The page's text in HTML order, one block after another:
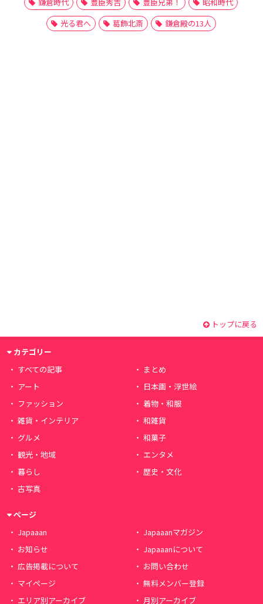
光る君へ
葛飾北斎 鎌倉殿の13人
トップに戻る
カテゴリー
すべての記事
まとめ
アート
日本画・浮世絵
ファッション
着物・和服
雑貨・インテリア
和雑貨
グルメ
和菓子
観光・地域
エンタメ
暮らし
歴史・文化
古写真
ページ
Japaaan
Japaaanマガジン
お知らせ
Japaaanについて
広告掲載について
お問い合わせ
マイページ
無料メンバー登録
エリア別アーカイブ
月別アーカイブ